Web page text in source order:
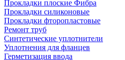
Прокладки плоские Фибра
Прокладки силиконовые
Прокладки фторопластовые
Ремонт труб
Синтетические уплотнители
Уплотнения для фланцев
Герметизация ввода